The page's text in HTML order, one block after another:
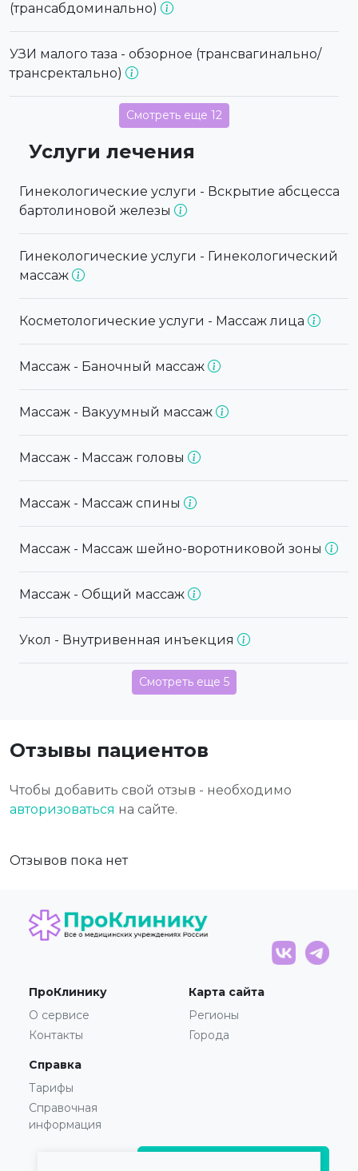
(трансабдоминально)
УЗИ малого таза - обзорное (трансвагинально/
трансректально)
Смотреть еще 12
Услуги лечения
Гинекологические услуги - Вскрытие абсцесса
бартолиновой железы
Гинекологические услуги - Гинекологический
массаж
Косметологические услуги - Массаж лица
Массаж - Баночный массаж
Массаж - Вакуумный массаж
Массаж - Массаж головы
Массаж - Массаж спины
Массаж - Массаж шейно-воротниковой зоны
Массаж - Общий массаж
Укол - Внутривенная инъекция
Смотреть еще 5
Отзывы пациентов
Чтобы добавить свой отзыв - необходимо
авторизоваться на сайте.
Отзывов пока нет
ПроКлинику
О сервисе
Контакты
Карта сайта
Регионы
Города
Справка
Тарифы
Справочная
информация